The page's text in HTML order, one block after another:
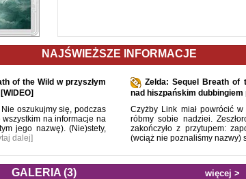
NAJŚWIEŻSZE INFORMACJE
of the Wild w przyszłym
oszukujmy się, podczas
na informacje na
jego nazwę). (Nie)stety,
dalej]
Zelda: Sequel Breath of
nad hiszpańskim dubbingiem
Czyżby Link miał powrócić
róbmy sobie nadziei.
zakończyło z przytupem:
(wciąż nie poznaliśmy nazwy)
GALERIA (3) więcej >